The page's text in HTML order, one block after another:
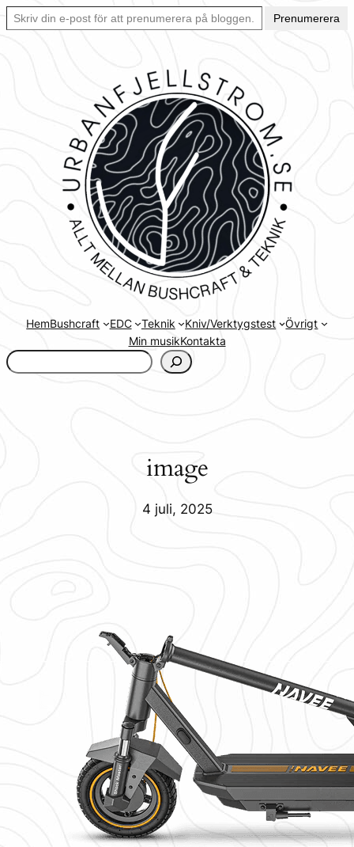
Hoppa
Skriv din e-post för att prenumerera på bloggen… Ett enkelt sätt att hålla sig uppdaterad automatiskt.
Prenumerera
HemBushcraft EDC Teknik Kniv/Verktygstest
Övrigt
Min musikKontakta
www.urbanfjellstrom.se/jamforelselistan/
image
4 juli, 2025